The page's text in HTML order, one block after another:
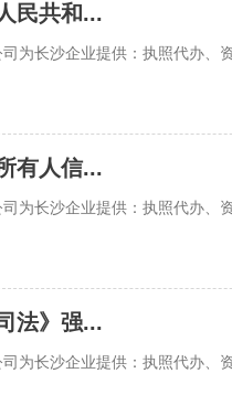
民共和...
为长沙企业提供：执照代办、
有人信...
为长沙企业提供：执照代办、
法》强...
为长沙企业提供：执照代办、